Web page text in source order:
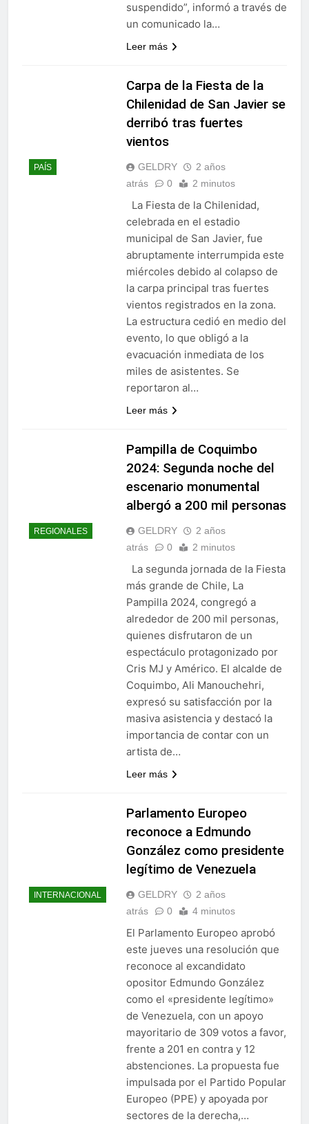
suspendido”, informó a través de
un comunicado la…
Leer más
PAÍS
Carpa de la Fiesta de la
Chilenidad de San Javier se
derribó tras fuertes
vientos
GELDRY
2 años
atrás
0 2 minutos
La Fiesta de la Chilenidad,
celebrada en el estadio
municipal de San Javier, fue
abruptamente interrumpida este
miércoles debido al colapso de
la carpa principal tras fuertes
vientos registrados en la zona.
La estructura cedió en medio del
evento, lo que obligó a la
evacuación inmediata de los
miles de asistentes. Se
reportaron al…
Leer más
REGIONALES
Pampilla de Coquimbo
2024: Segunda noche del
escenario monumental
albergó a 200 mil personas
GELDRY
2 años
atrás
0 2 minutos
La segunda jornada de la Fiesta
más grande de Chile, La
Pampilla 2024, congregó a
alrededor de 200 mil personas,
quienes disfrutaron de un
espectáculo protagonizado por
Cris MJ y Américo. El alcalde de
Coquimbo, Ali Manouchehri,
expresó su satisfacción por la
masiva asistencia y destacó la
importancia de contar con un
artista de…
Leer más
INTERNACIONAL
Parlamento Europeo
reconoce a Edmundo
González como presidente
legítimo de Venezuela
GELDRY
2 años
atrás
0 4 minutos
El Parlamento Europeo aprobó
este jueves una resolución que
reconoce al excandidato
opositor Edmundo González
como el «presidente legítimo»
de Venezuela, con un apoyo
mayoritario de 309 votos a favor,
frente a 201 en contra y 12
abstenciones. La propuesta fue
impulsada por el Partido Popular
Europeo (PPE) y apoyada por
sectores de la derecha,…